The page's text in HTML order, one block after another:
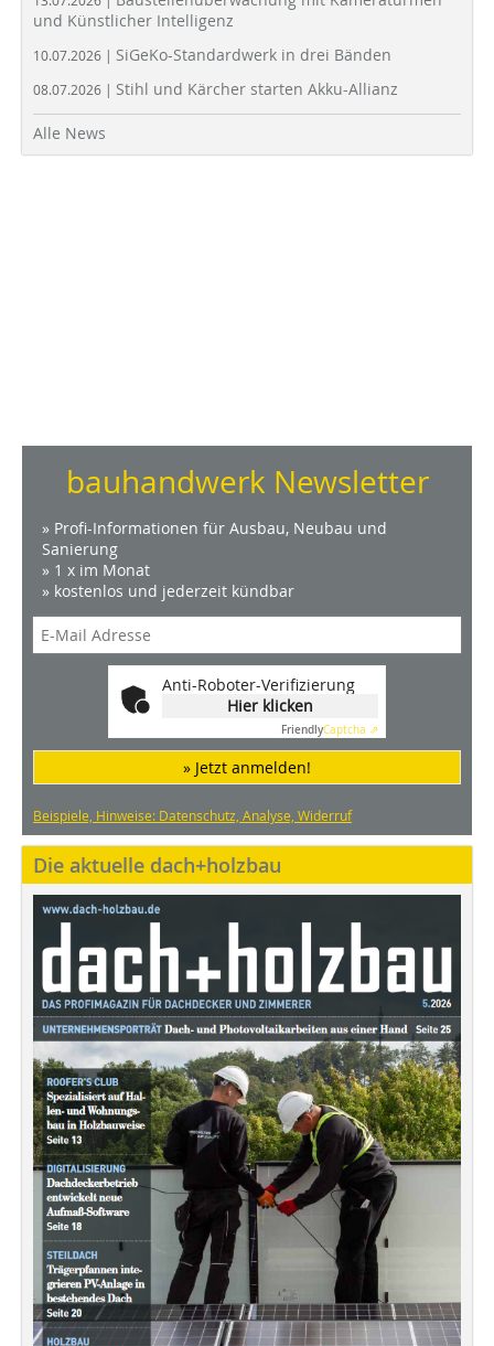
und Künstlicher Intelligenz
10.07.2026 | SiGeKo-Standardwerk in drei Bänden
08.07.2026 | Stihl und Kärcher starten Akku-Allianz
Alle News
bauhandwerk Newsletter
» Profi-Informationen für Ausbau, Neubau und
Sanierung
» 1 x im Monat
» kostenlos und jederzeit kündbar
Anti-Roboter-Verifizierung
Hier klicken
FriendlyCaptcha ⇗
» Jetzt anmelden!
Beispiele, Hinweise: Datenschutz, Analyse, Widerruf
Die aktuelle dach+holzbau